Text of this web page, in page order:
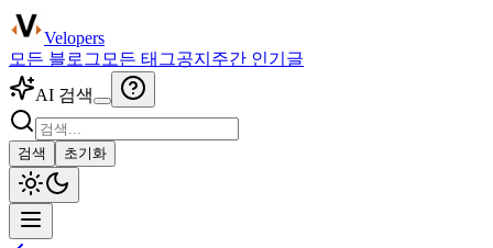
Velopers
모든 블로그 모든 태그공지 주간 인기글
AI 검색
검색 초기화